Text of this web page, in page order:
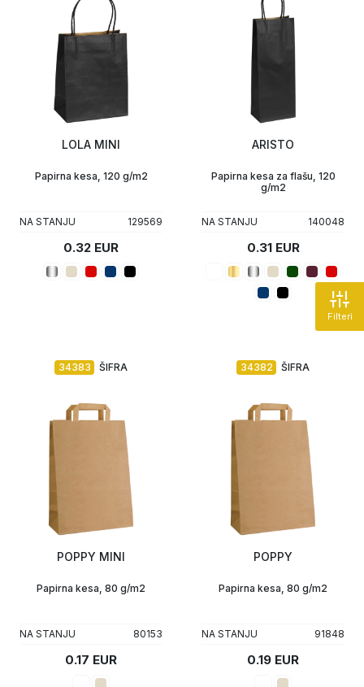
Filteri
LOLA MINI
Papirna kesa, 120 g/m2
NA STANJU 129569
0.32 EUR
ARISTO
Papirna kesa za flašu, 120
g/m2
NA STANJU 140048
0.31 EUR
ŠIFRA
34383
POPPY MINI
Papirna kesa, 80 g/m2
NA STANJU 80153
0.17 EUR
ŠIFRA
34382
POPPY
Papirna kesa, 80 g/m2
NA STANJU 91848
0.19 EUR